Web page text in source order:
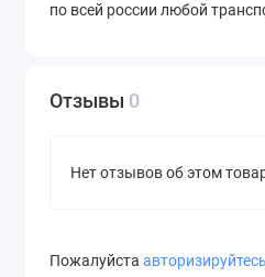
по всей россии любой
Отзывы 0
Нет отзывов об этом
Пожалуйста авторизируйтесь